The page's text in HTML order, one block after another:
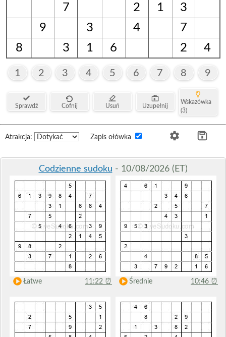
7
2 1
3
9
3 4
7
8
3 1 6 2 4
1 2 3 4 5 6 7 8 9
Sprawdź Cofnij Usuń Uzupełnij
Wskazówka
(3)
Atrakcja: Zapis ołówka
Codzienne sudoku - 10/08/2026 (ET)
Łatwe 11:22 ⏰ Średnie 10:46 ⏰